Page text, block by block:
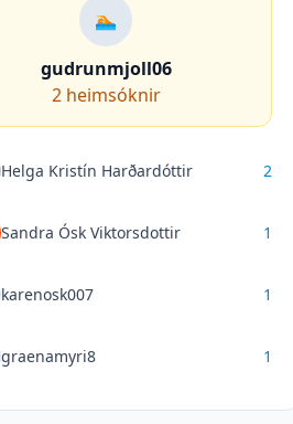
🏊
gudrunmjoll06
2 heimsóknir
Helga Kristín Harðardóttir 2
Sandra Ósk Viktorsdottir 1
karenosk007 1
graenamyri8 1